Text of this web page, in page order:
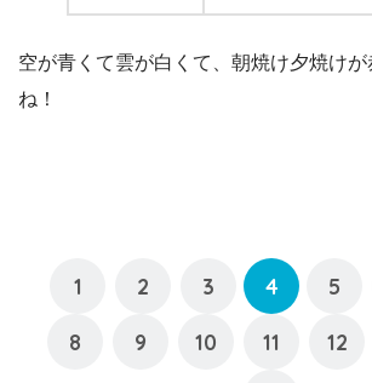
空が青くて雲が白くて、朝焼け夕焼けが
ね！
1 2 3 4 5
8 9 10 11 12